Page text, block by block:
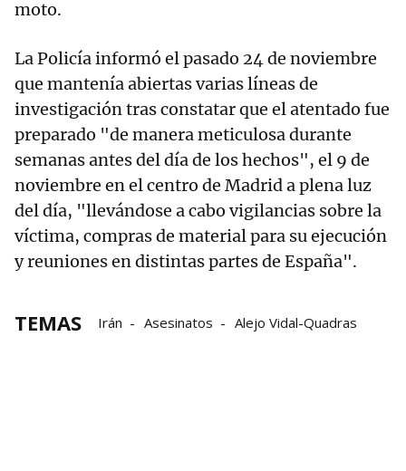
moto.
La Policía informó el pasado 24 de noviembre
que mantenía abiertas varias líneas de
investigación tras constatar que el atentado fue
preparado "de manera meticulosa durante
semanas antes del día de los hechos", el 9 de
noviembre en el centro de Madrid a plena luz
del día, "llevándose a cabo vigilancias sobre la
víctima, compras de material para su ejecución
y reuniones en distintas partes de España".
TEMAS Irán Asesinatos Alejo Vidal-Quadras